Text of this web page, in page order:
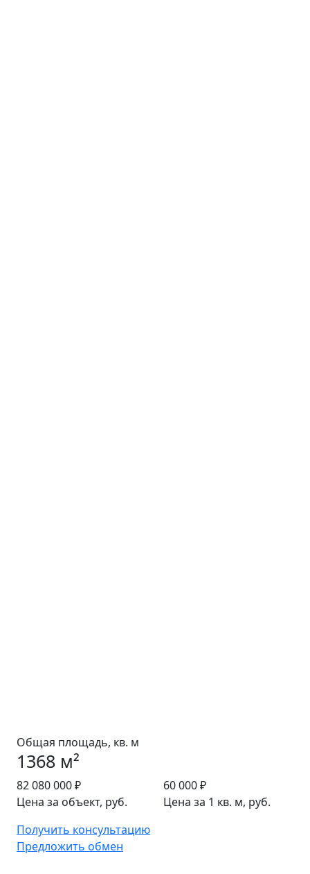
Общая площадь, кв. м
1368 м²
82 080 000 ₽
Цена за объект, руб.
60 000 ₽
Цена за 1 кв. м, руб.
Получить консультацию
Предложить обмен